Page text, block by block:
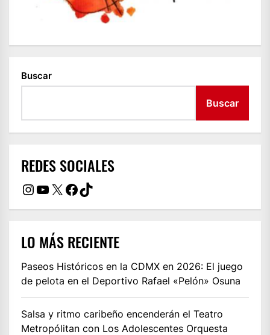
Buscar
Buscar
REDES SOCIALES
Instagram
YouTube
X Facebook
TikTok
LO MÁS RECIENTE
Paseos Históricos en la CDMX en 2026: El juego
de pelota en el Deportivo Rafael «Pelón» Osuna
Salsa y ritmo caribeño encenderán el Teatro
Metropólitan con Los Adolescentes Orquesta